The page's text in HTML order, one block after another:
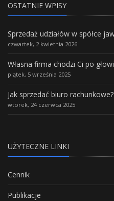
OSTATNIE WPISY
czwartek, 2 kwietnia 2026
piątek, 5 września 2025
Jak sprzedać biuro rachunkowe?
wtorek, 24 czerwca 2025
UŻYTECZNE LINKI
Cennik
Publikacje